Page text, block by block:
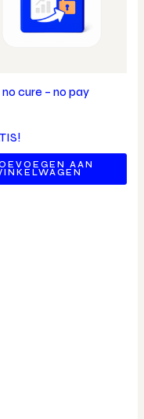
no cure – no pay
AAN